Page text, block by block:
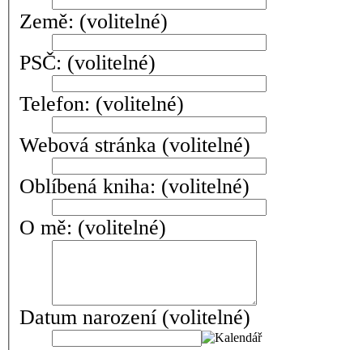
Země: (volitelné)
PSČ: (volitelné)
Telefon: (volitelné)
Webová stránka (volitelné)
Oblíbená kniha: (volitelné)
O mě: (volitelné)
Datum narození (volitelné)